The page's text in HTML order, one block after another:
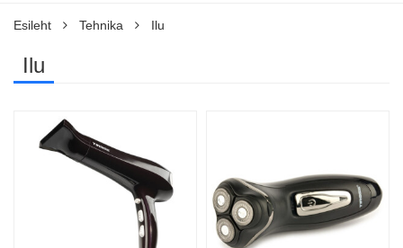
Esileht Tehnika Ilu
Ilu